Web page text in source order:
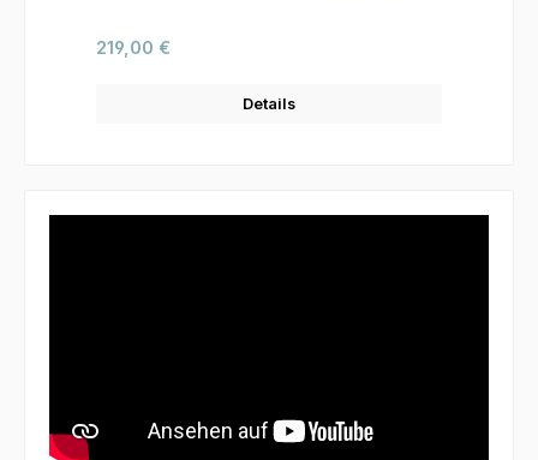
Regulärer Preis:
219,00 €
Details